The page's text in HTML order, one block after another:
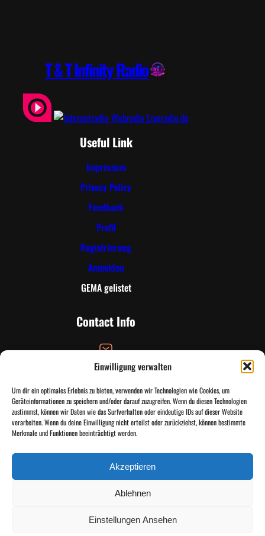
Einwilligung verwalten
Um dir ein optimales Erlebnis zu bieten, verwenden wir Technologien wie Cookies, um
Geräteinformationen zu speichern und/oder darauf zuzugreifen. Wenn du diesen Technologien
zustimmst, können wir Daten wie das Surfverhalten oder eindeutige IDs auf dieser Website
verarbeiten. Wenn du deine Einwilligung nicht erteilst oder zurückziehst, können bestimmte
Merkmale und Funktionen beeinträchtigt werden.
Akzeptieren
Ablehnen
Einstellungen Ansehen
T & T Infinity Radio
Useful Link
Impressum
Privacy Policy
Feedback
Profil
Registrierung
Anmelden
GEMA gelistet
Contact Info
Email Address
info@tandtinfinityradio.de
Email Address
kontakt@tandtinfinityradio.de